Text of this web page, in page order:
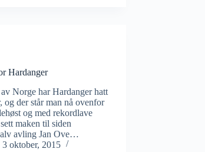
Hardanger
Norge har Hardanger hatt
og der står man nå ovenfor
og med rekordlave
maken til siden
avling Jan Ove…
3 oktober, 2015